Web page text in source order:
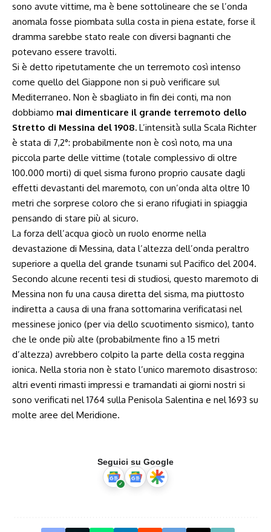
sono avute vittime, ma è bene sottolineare che se l’onda
anomala fosse piombata sulla costa in piena estate, forse il
dramma sarebbe stato reale con diversi bagnanti che
potevano essere travolti.
Si è detto ripetutamente che un terremoto così intenso
come quello del Giappone non si può verificare sul
Mediterraneo. Non è sbagliato in fin dei conti, ma non
dobbiamo mai dimenticare il grande terremoto dello
Stretto di Messina del 1908. L’intensità sulla Scala Richter
è stata di 7,2°: probabilmente non è così noto, ma una
piccola parte delle vittime (totale complessivo di oltre
100.000 morti) di quel sisma furono proprio causate dagli
effetti devastanti del maremoto, con un’onda alta oltre 10
metri che sorprese coloro che si erano rifugiati in spiaggia
pensando di stare più al sicuro.
La forza dell’acqua giocò un ruolo enorme nella
devastazione di Messina, data l’altezza dell’onda peraltro
superiore a quella del grande tsunami sul Pacifico del 2004.
Secondo alcune recenti tesi di studiosi, questo maremoto di
Messina non fu una causa diretta del sisma, ma piuttosto
indiretta a causa di una frana sottomarina verificatasi nel
messinese jonico (per via dello scuotimento sismico), tanto
che le onde più alte (probabilmente fino a 15 metri
d’altezza) avrebbero colpito la parte della costa reggina
ionica. Nella storia non è stato l’unico maremoto disastroso:
altri eventi rimasti impressi e tramandati ai giorni nostri si
sono verificati nel 1764 sulla Penisola Salentina e nel 1693 su
molte aree del Meridione.
Seguici su Google